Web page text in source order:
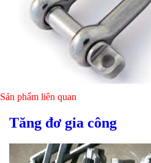
Sản phẩm liên quan
Tăng đơ gia công